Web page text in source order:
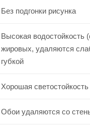
Без подгонки рисунка
Высокая водостойкость
жировых, удаляются
губкой
Хорошая светостойкость
Обои удаляются со